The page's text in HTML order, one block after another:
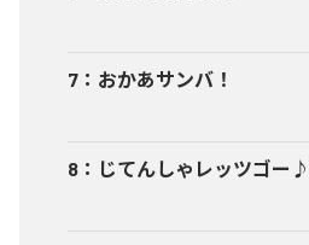
7 ： おかあサンバ！
8 ： じてんしゃレッツゴー♪